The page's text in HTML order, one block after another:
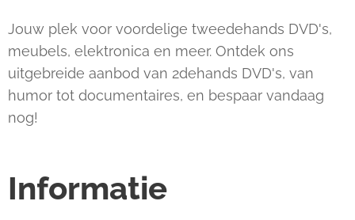
Jouw plek voor voordelige tweedehands DVD's,
meubels, elektronica en meer. Ontdek ons
uitgebreide aanbod van 2dehands DVD's, van
humor tot documentaires, en bespaar vandaag
nog!
Informatie